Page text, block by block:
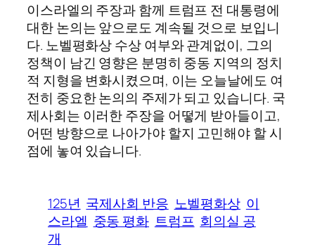
이스라엘의 주장과 함께 트럼프 전 대통령에
대한 논의는 앞으로도 계속될 것으로 보입니
다. 노벨평화상 수상 여부와 관계없이, 그의
정책이 남긴 영향은 분명히 중동 지역의 정치
적 지형을 변화시켰으며, 이는 오늘날에도 여
전히 중요한 논의의 주제가 되고 있습니다. 국
제사회는 이러한 주장을 어떻게 받아들이고,
어떤 방향으로 나아가야 할지 고민해야 할 시
점에 놓여 있습니다.
125년 국제사회 반응 노벨평화상 이
스라엘 중동 평화 트럼프 회의실 공
개